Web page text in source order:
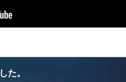
た。